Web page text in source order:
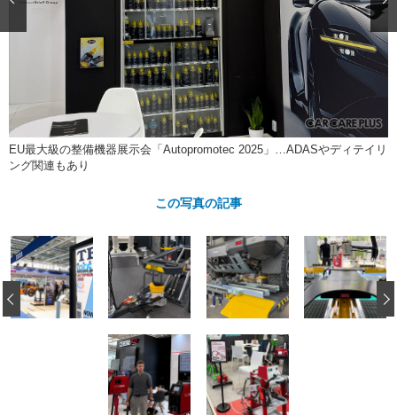
自動車豆知識 ストップ！不具合修理＆粗悪修理
鈑金・塗装
ディテイリング 洗車
ヘッドライト磨き コーティング
フィルム・ラッピング
小キズ直し 防錆
ストップ 不具合修理＆粗悪修理
カーメーカー「旧車」関連プロジェ
クト
コラム
ショップレポート プロショップ検索
レストア
カーメーカー「旧車」関連プロジ
イベント
EU最大級の整備機器展示会「Autopromotec 2025」…ADASやディテイリ
ング関連もあり
この写真の記事
‹